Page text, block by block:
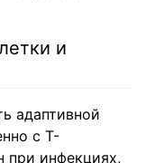
и
адаптивной
с Т-
при инфекциях,